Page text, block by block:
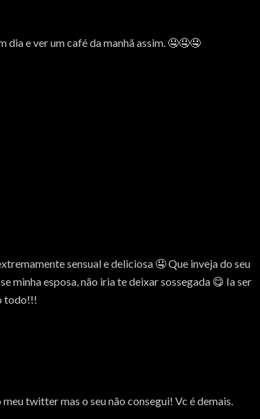
e ver um café da manhã assim. 🤤🤤🤤
sensual e deliciosa 🤤 Que inveja do seu
minha esposa, não iria te deixar sossegada 😋 Ia ser
todo!!!
twitter mas o seu não consegui! Vc é demais.